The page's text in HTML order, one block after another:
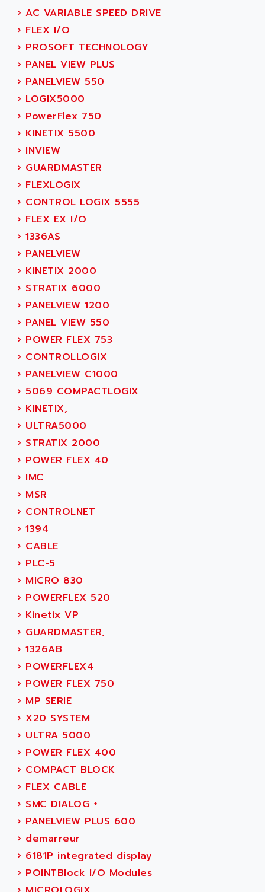
NUM 1040
wyse
DGN
BULLETIN 160
SIMATIC S5 101U
FX SERIE
VEA
CONTROL LOGIX
VERSAMAX
MAGIC
POSMO
SIMATIC TI505
PMC 1000
ACS400
584S
LEXIUM 15
SAFETY RELAY
COMBIVERT F4
SÉRIE 1000
AZM
MDLL
PANELVIEW PLUS
PANEL VIEW 550
SLC500
S4-S4C-S4C+
RPX10
E-ME-T
PNOZ
ROTOVAR
AS-I
507
PANELVIEW 1200
MDLQ
GP2000 Series
TSX17
1060
VECTOR DRIVE
ALPHA
SM SERIE
SIMATIC S7-200
MODICON QUANTUM
GENIUS
A SERIES
MDLU
UAC
LQ SERIE
530 SERIES
C170
RESISTRON
OP30/B
ANYBUS
AOIP
AOR
APACER
APATOR
APC
APE
APELCO-CAREL
APELEC
APEM
APEX
APLEX TECHNOLOGY
APOTEKA
APPA
APPARATEBAU HUNDSBACH
APPLE
APPLICOM
APPLIED MATERIALS
APPLIED ROBOTICS
APRIL
APRIMATIC
APS
APT
APTOR
APV
APW
AQUA SMART
AQUALYSE
AQUAMED
AQUAMETRO
AQUASET
ARAG
ARBO
ARBOR
ARBURG
ARC MACHINES
ARC MODENA
ARCEL
ARCNET
ARCOL
ARCOLECTRIC
ARCOTRONICS
ARCTIC COOLING
ARDAMEL LHOMARGY
ARDATEM
ARDETEM
ARDUCAM
ARDUINO
AREVA
ARGUS
ARIA
› AC VARIABLE SPEED DRIVE
› FLEX I/O
› PROSOFT TECHNOLOGY
› PANEL VIEW PLUS
› PANELVIEW 550
› LOGIX5000
› PowerFlex 750
› KINETIX 5500
› INVIEW
› GUARDMASTER
› FLEXLOGIX
› CONTROL LOGIX 5555
› FLEX EX I/O
› 1336AS
› PANELVIEW
› KINETIX 2000
› STRATIX 6000
› PANELVIEW 1200
› PANEL VIEW 550
› POWER FLEX 753
› CONTROLLOGIX
› PANELVIEW C1000
› 5069 COMPACTLOGIX
› KINETIX,
› ULTRA5000
› STRATIX 2000
› POWER FLEX 40
› IMC
› MSR
› CONTROLNET
› 1394
› CABLE
› PLC-5
› MICRO 830
› POWERFLEX 520
› Kinetix VP
› GUARDMASTER,
› 1326AB
› POWERFLEX4
› POWER FLEX 750
› MP SERIE
› X20 SYSTEM
› ULTRA 5000
› POWER FLEX 400
› COMPACT BLOCK
› FLEX CABLE
› SMC DIALOG +
› PANELVIEW PLUS 600
› demarreur
› 6181P integrated display
› POINTBlock I/O Modules